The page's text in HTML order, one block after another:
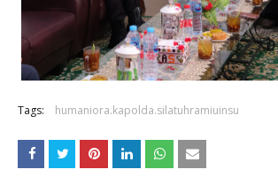
Tags: humaniora.kapolda.silatuhramiuinsu